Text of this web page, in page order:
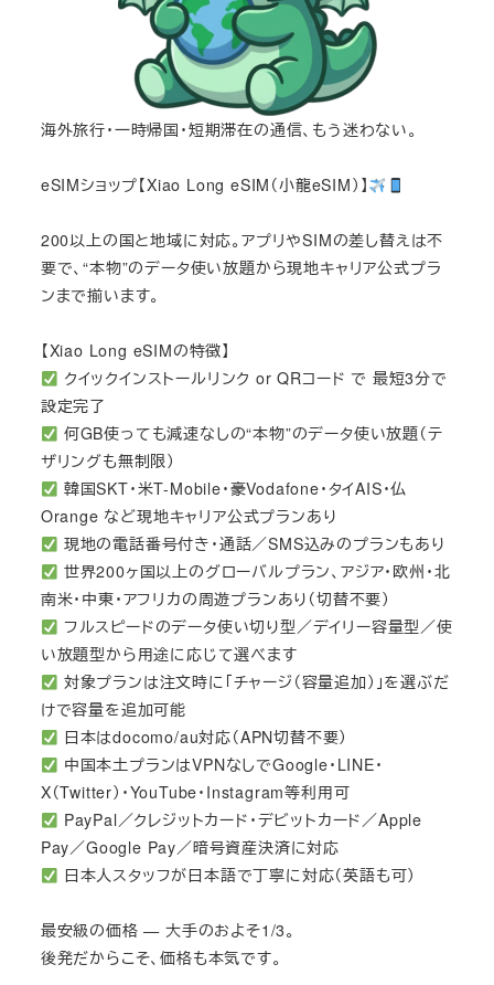
海外旅行・一時帰国・短期滞在の通信、もう迷わない。
eSIMショップ【Xiao Long eSIM（小龍eSIM）】
200以上の国と地域に対応。アプリやSIMの差し替えは不
要で、“本物”のデータ使い放題から現地キャリア公式プラ
ンまで揃います。
【Xiao Long eSIMの特徴】
クイックインストールリンク or QRコード で 最短3分で
設定完了
何GB使っても減速なしの“本物”のデータ使い放題（テ
ザリングも無制限）
韓国SKT・米T-Mobile・豪Vodafone・タイAIS・仏
Orange など現地キャリア公式プランあり
現地の電話番号付き・通話／SMS込みのプランもあり
世界200ヶ国以上のグローバルプラン、アジア・欧州・北
南米・中東・アフリカの周遊プランあり（切替不要）
フルスピードのデータ使い切り型／デイリー容量型／使
い放題型から用途に応じて選べます
対象プランは注文時に「チャージ（容量追加）」を選ぶだ
けで容量を追加可能
日本はdocomo/au対応（APN切替不要）
中国本土プランはVPNなしでGoogle・LINE・
X（Twitter）・YouTube・Instagram等利用可
PayPal／クレジットカード・デビットカード／Apple
Pay／Google Pay／暗号資産決済に対応
日本人スタッフが日本語で丁寧に対応（英語も可）
最安級の価格 — 大手のおよそ1/3。
後発だからこそ、価格も本気です。